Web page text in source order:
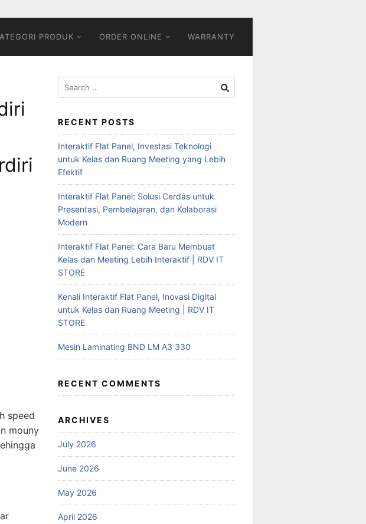
PRODUK ORDER ONLINE WARRANTY
speed
mouny
RECENT POSTS
Interaktif Flat Panel, Investasi Teknologi
untuk Kelas dan Ruang Meeting yang Lebih
Efektif
Interaktif Flat Panel: Solusi Cerdas untuk
Presentasi, Pembelajaran, dan Kolaborasi
Modern
Interaktif Flat Panel: Cara Baru Membuat
Kelas dan Meeting Lebih Interaktif | RDV IT
STORE
Kenali Interaktif Flat Panel, Inovasi Digital
untuk Kelas dan Ruang Meeting | RDV IT
STORE
Mesin Laminating BND LM A3 330
RECENT COMMENTS
ARCHIVES
July 2026
June 2026
May 2026
April 2026